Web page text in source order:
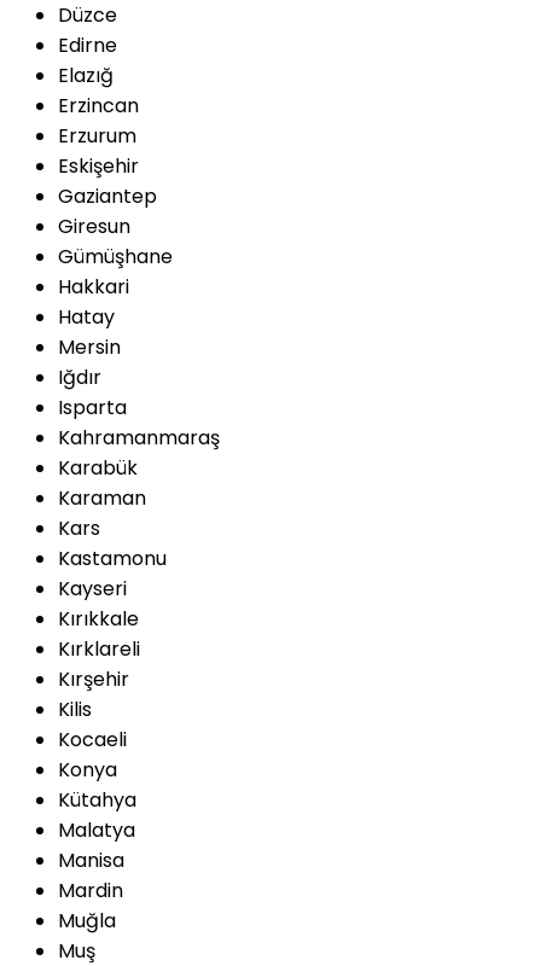
Düzce
Edirne
Elazığ
Erzincan
Erzurum
Eskişehir
Gaziantep
Giresun
Gümüşhane
Hakkari
Hatay
Mersin
Iğdır
Isparta
Kahramanmaraş
Karabük
Karaman
Kars
Kastamonu
Kayseri
Kırıkkale
Kırklareli
Kırşehir
Kilis
Kocaeli
Konya
Kütahya
Malatya
Manisa
Mardin
Muğla
Muş